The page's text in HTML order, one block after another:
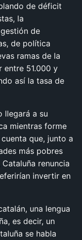
de déficit
la
de
de política
ramas de la
entre 51.000 y
así la tasa de
llegará a su
mientras forme
que, junto a
más pobres
renuncia
invertir en
una lengua
es decir, un
se habla